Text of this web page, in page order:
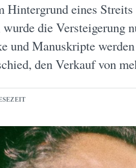
Hintergrund eines
die Versteigerung
und Manuskripte
den Verkauf von